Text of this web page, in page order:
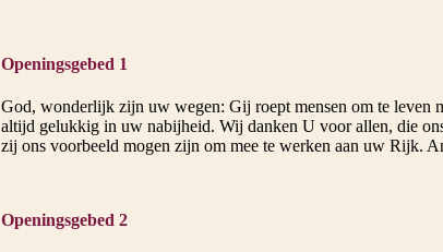
Openingsgebed 1
God, wonderlijk zijn uw wegen: Gij roept mensen om te leven
altijd gelukkig in uw nabijheid. Wij danken U voor allen, die
zij ons voorbeeld mogen zijn om mee te werken aan uw Rijk.
Openingsgebed 2